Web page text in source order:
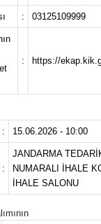
: 03125109999
: https://
: 15.06.2026 - 10:00
:
JANDARMA
NUMARALI İHALE
İHALE SALONU